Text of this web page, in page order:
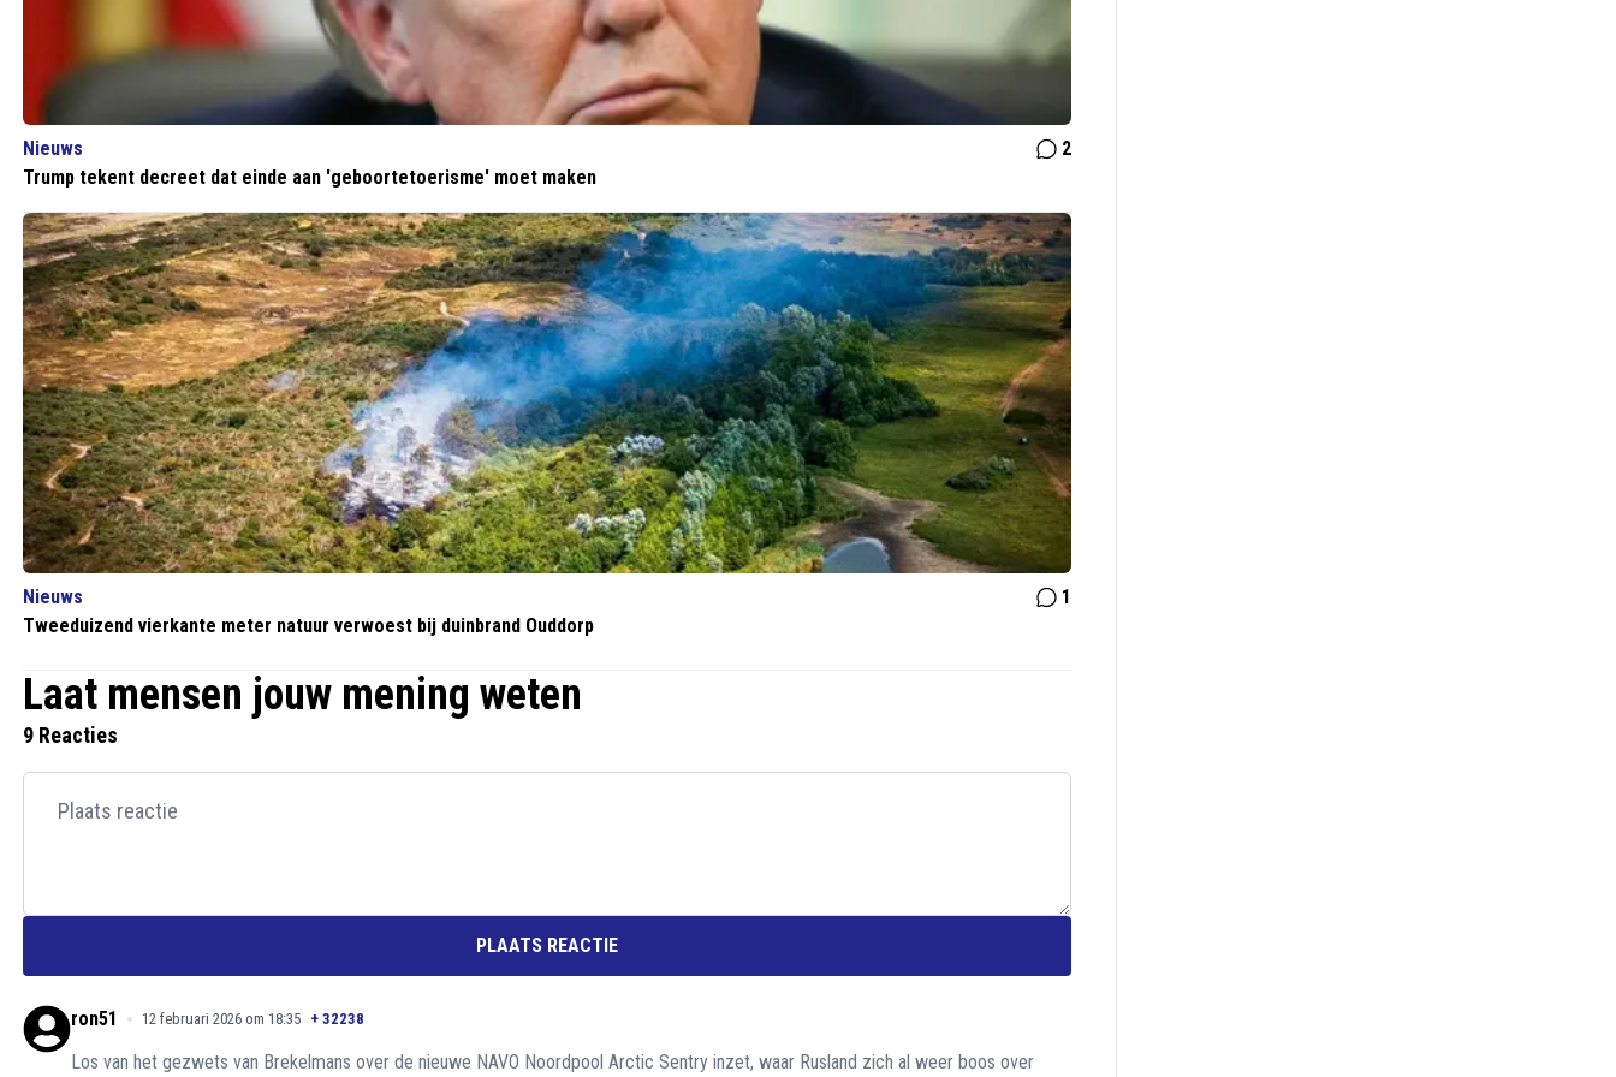
Nieuws
2
Trump tekent decreet dat einde aan 'geboortetoerisme' moet maken
Nieuws
1
Tweeduizend vierkante meter natuur verwoest bij duinbrand Ouddorp
Laat mensen jouw mening weten
9 Reacties
PLAATS REACTIE
ron51 12 februari 2026 om 18:35 + 32238
Los van het gezwets van Brekelmans over de nieuwe NAVO Noordpool Arctic Sentry inzet, waar Rusland zich al weer boos over